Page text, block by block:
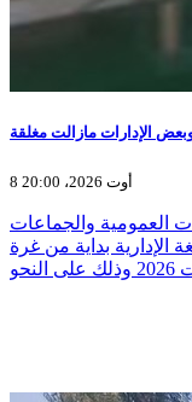
8 أوت 2026، 20:00
العمومية والجماعات
الإدارية بداية من غرة